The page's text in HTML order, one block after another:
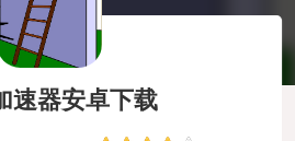
速器安卓下载